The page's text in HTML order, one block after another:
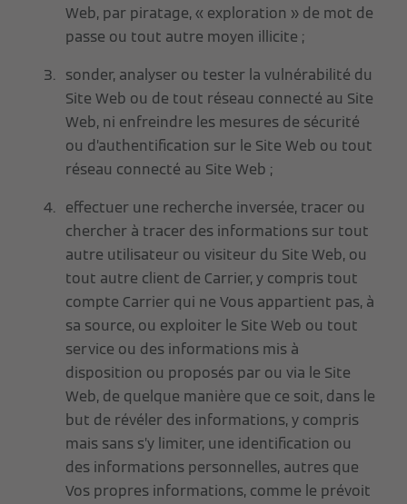
Web, par piratage, « exploration » de mot de
passe ou tout autre moyen illicite ;
sonder, analyser ou tester la vulnérabilité du
Site Web ou de tout réseau connecté au Site
Web, ni enfreindre les mesures de sécurité
ou d’authentification sur le Site Web ou tout
réseau connecté au Site Web ;
effectuer une recherche inversée, tracer ou
chercher à tracer des informations sur tout
autre utilisateur ou visiteur du Site Web, ou
tout autre client de Carrier, y compris tout
compte Carrier qui ne Vous appartient pas, à
sa source, ou exploiter le Site Web ou tout
service ou des informations mis à
disposition ou proposés par ou via le Site
Web, de quelque manière que ce soit, dans le
but de révéler des informations, y compris
mais sans s’y limiter, une identification ou
des informations personnelles, autres que
Vos propres informations, comme le prévoit